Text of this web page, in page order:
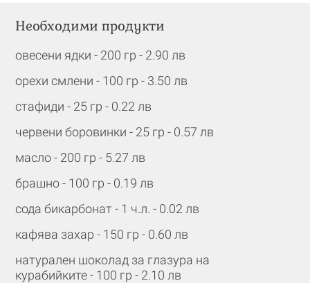
Необходими продукти
овесени ядки - 200 гр - 2.90 лв
орехи смлени - 100 гр - 3.50 лв
стафиди - 25 гр - 0.22 лв
червени боровинки - 25 гр - 0.57 лв
масло - 200 гр - 5.27 лв
брашно - 100 гр - 0.19 лв
сода бикарбонат - 1 ч.л. - 0.02 лв
кафява захар - 150 гр - 0.60 лв
натурален шоколад за глазура на
курабийките - 100 гр - 2.10 лв